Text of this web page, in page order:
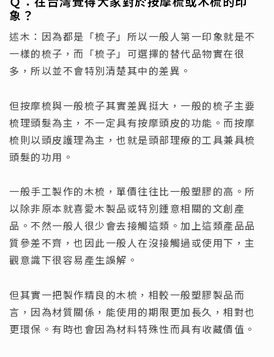
象？
述木：因為都是「梳子」所以一般人第一印象就是不
一樣的梳子，而「梳子」可選擇的替代品物實在很
多，所以並不會特別清楚其中的差異。
但按摩梳與一般梳子其實差異挺大，一般的梳子主要
梳理頭髮為主，不一定具有按摩頭皮的功能。而按摩
梳則以頭皮護理為主，也就是頭部理療的工具兼具梳
頭髮的功用。
一般手工製作的木梳，單價往往比一般塑膠的高。所
以除非原本就喜愛木製品或特別鍾意相關的文創產
品。不然一般人很少會去接觸這類。加上這類產品品
質參差不齊，也因此一般人在沒接觸過或使用下，主
觀意識下很容易產生誤解。
但其實一把製作精良的木梳，相較一般塑膠製品而
言，因為材質關係，能使用的期限更加長久，相對也
更環保。有時也會因為材料特殊性而具有收藏價值。